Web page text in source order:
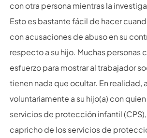
con otra persona mientras la
Esto es bastante fácil de hacer
con acusaciones de abuso en su
respecto a su hijo. Muchas personas
esfuerzo para mostrar al trabajador
tienen nada que ocultar. En realidad,
voluntariamente a su hijo(a) con
servicios de protección infantil
capricho de los servicios de